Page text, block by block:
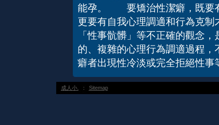
能孕。 要矯治性潔癖，既要
更要有自我心理調適和行為克
「性事骯髒」等不正確的觀念
的、複雜的心理行為調適過程
癖者出現性冷淡或完全拒絕性事
成人小. ： Sitemap